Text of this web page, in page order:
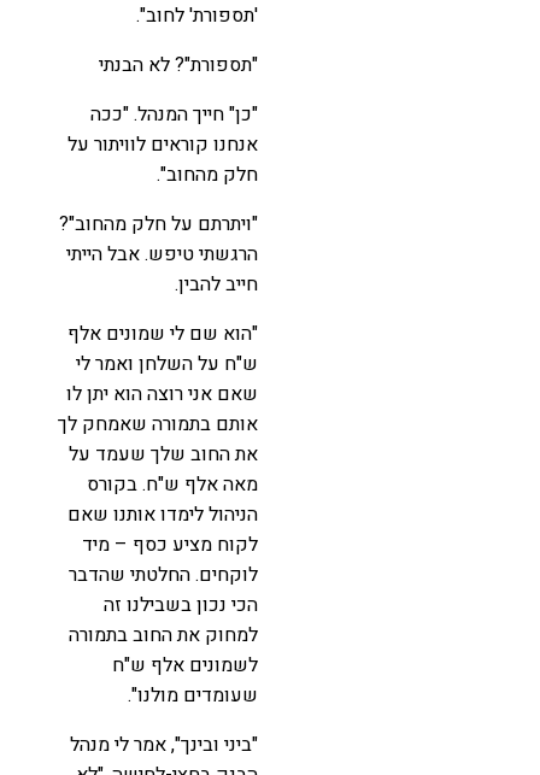
'תספורת' לחוב".
"תספורת"? לא הבנתי
"כן" חייך המנהל. "ככה
אנחנו קוראים לוויתור על
חלק מהחוב".
"ויתרתם על חלק מהחוב"?
הרגשתי טיפש. אבל הייתי
חייב להבין.
"הוא שם לי שמונים אלף
ש"ח על השלחן ואמר לי
שאם אני רוצה הוא יתן לו
אותם בתמורה שאמחק לך
את החוב שלך שעמד על
מאה אלף ש"ח. בקורס
הניהול לימדו אותנו שאם
לקוח מציע כסף – מיד
לוקחים. החלטתי שהדבר
הכי נכון בשבילנו זה
למחוק את החוב בתמורה
לשמונים אלף ש"ח
שעומדים מולנו".
"ביני ובינך", אמר לי מנהל